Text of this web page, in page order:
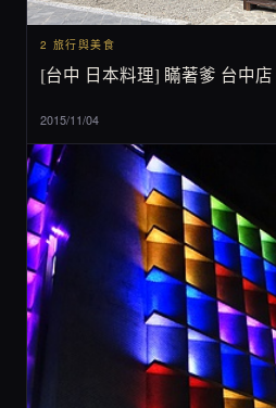
2 旅行與美食
[台中 日本料理] 瞞著爹 台中店
2015/11/04